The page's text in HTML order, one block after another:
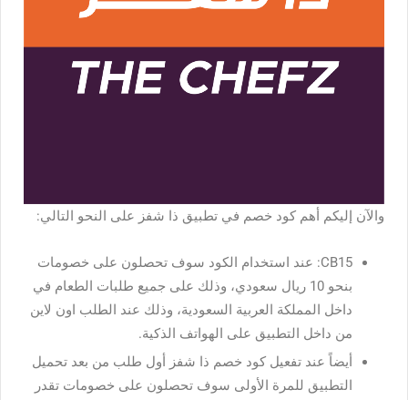
والآن إليكم أهم كود خصم في تطبيق ذا شفز على النحو التالي:
CB15: عند استخدام الكود سوف تحصلون على خصومات
بنحو 10 ريال سعودي، وذلك على جميع طلبات الطعام في
داخل المملكة العربية السعودية، وذلك عند الطلب اون لاين
من داخل التطبيق على الهواتف الذكية.
أيضاً عند تفعيل كود خصم ذا شفز أول طلب من بعد تحميل
التطبيق للمرة الأولى سوف تحصلون على خصومات تقدر